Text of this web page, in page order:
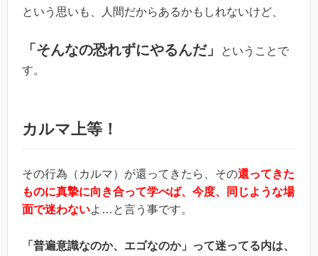
という思いも、人間だからあるかもしれないけど、
「そんなの恐れずにやるんだ」
ということで
す。
カルマ上等！
その行為（カルマ）が還ってきたら、その還ってきた
ものに真摯に向き合って学べば、今度、同じような場
面で迷わないよ…と言う事です。
「普遍意識なのか、エゴなのか」って迷ってる内は、